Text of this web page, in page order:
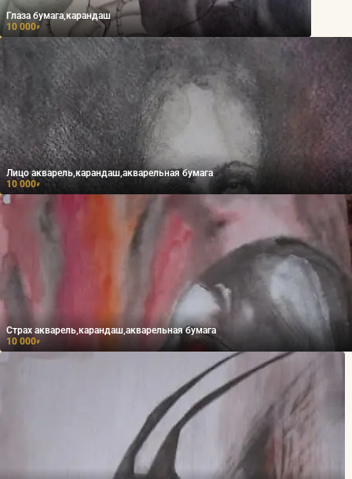
Глаза бумага,карандаш
10 000₽
Лицо акварель,карандаш,акварельная бумага
10 000₽
Страх акварель,карандаш,акварельная бумага
10 000₽